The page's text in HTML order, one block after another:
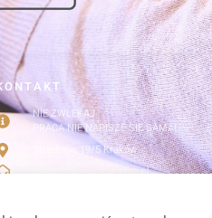
NIE ZWLEKAJ
PRACA NIE NAPISZE SIĘ SAMA!
Strzelców 19/5 Kraków
info@redagowanie-prac.pl
Facebook/redagowaniepracpl